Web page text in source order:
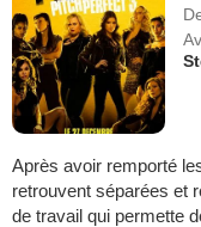
Après avoir remporté
retrouvent séparées et
de travail qui permette